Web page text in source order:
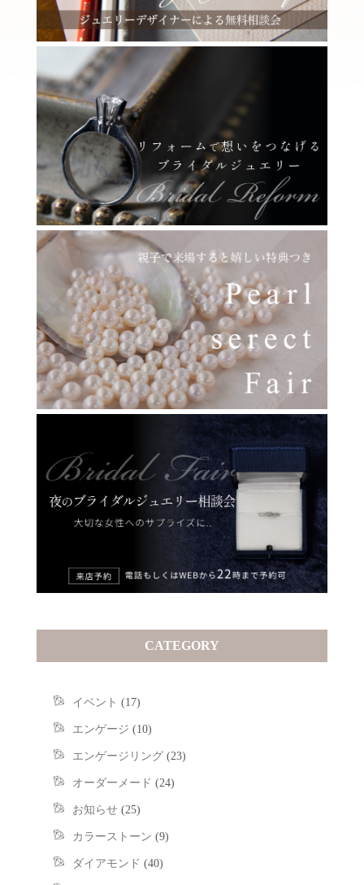
CATEGORY
イベント (17)
エンゲージ (10)
エンゲージリング(23)
オーダーメード (24)
お知らせ(25)
カラーストーン (9)
ダイアモンド (40)